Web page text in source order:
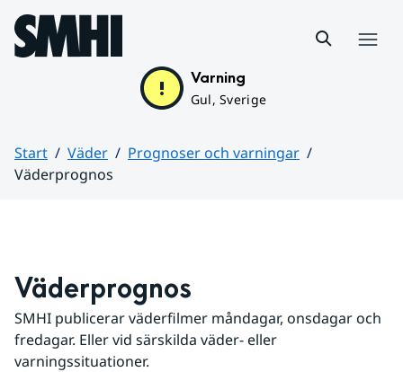
Hoppa till sidans innehåll
Varning
Gul, Sverige
Start Väder
Prognoser och varningar
Väderprognos
Väderprognos
SMHI publicerar väderfilmer måndagar, onsdagar och
fredagar. Eller vid särskilda väder- eller
varningssituationer.